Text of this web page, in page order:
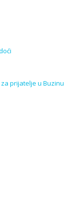
prijatelje u Buzinu